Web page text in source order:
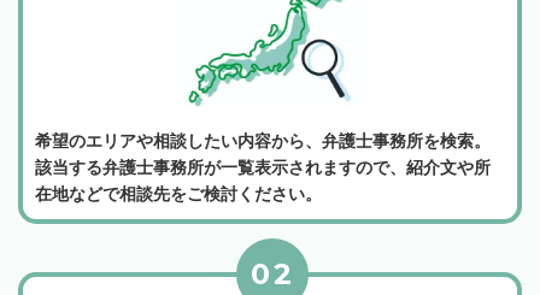
希望のエリアや相談したい内容から、弁護士事務所を検索。
該当する弁護士事務所が一覧表示されますので、紹介文や所
在地などで相談先をご検討ください。
02